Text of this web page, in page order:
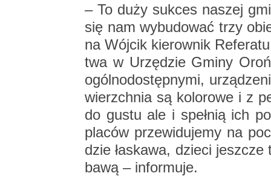
– To duży suk­ces na­szej
się nam wy­bu­do­wać trzy
na Wój­cik kie­row­nik
twa w Urzę­dzie Gminy
ogól­no­do­stęp­ny­mi,
wierzch­nia są ko­lo­ro­we i z
do gustu ale i speł­nią ich
pla­ców prze­wi­du­je­my na
dzie ła­ska­wa, dzie­ci
ba­wą – in­for­mu­je.